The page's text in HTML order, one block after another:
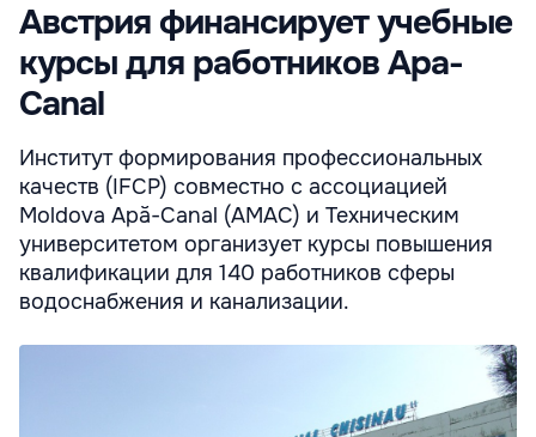
Австрия финансирует учебные
курсы для работников Apa-
Canal
Институт формирования профессиональных
качеств (IFCP) совместно с ассоциацией
Moldova Apă-Canal (AMAC) и Техническим
университетом организует курсы повышения
квалификации для 140 работников сферы
водоснабжения и канализации.